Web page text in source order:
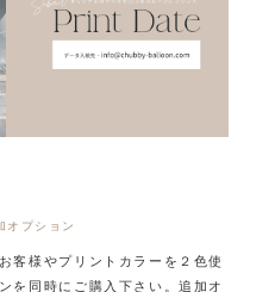
オプション
客様やプリントカラーを２色使
を同時にご購入下さい。追加オ